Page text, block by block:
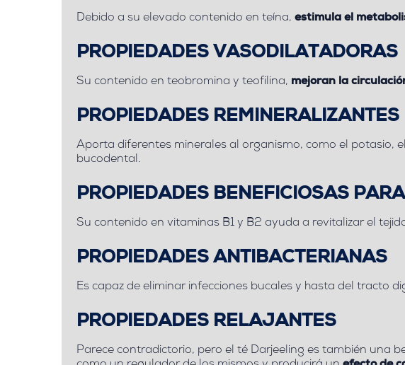
Debido a su elevado contenido en teína, estimula el
PROPIEDADES VASODILATADORAS
Su contenido en teobromina y teofilina, mejoran la
PROPIEDADES REMINERALIZANTES
Aporta diferentes minerales al organismo, como el potasio,
bucodental.
PROPIEDADES BENEFICIOSAS
Su contenido en vitaminas B1 y B2 ayuda a revitalizar el
PROPIEDADES ANTIBACTERIANAS
Es capaz de eliminar infecciones bucales y hasta del tracto
PROPIEDADES RELAJANTES
Parece contradictorio, pero el té Darjeeling es también una